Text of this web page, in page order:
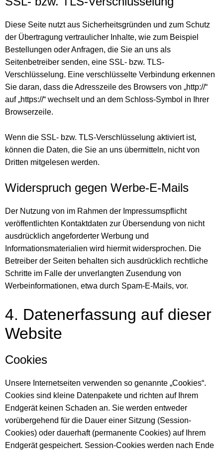
Diese Seite nutzt aus Sicherheitsgründen und zum Schutz
der Übertragung vertraulicher Inhalte, wie zum Beispiel
Bestellungen oder Anfragen, die Sie an uns als
Seitenbetreiber senden, eine SSL- bzw. TLS-
Verschlüsselung. Eine verschlüsselte Verbindung erkennen
Sie daran, dass die Adresszeile des Browsers von „http://“
auf „https://“ wechselt und an dem Schloss-Symbol in Ihrer
Browserzeile.
Wenn die SSL- bzw. TLS-Verschlüsselung aktiviert ist,
können die Daten, die Sie an uns übermitteln, nicht von
Dritten mitgelesen werden.
Widerspruch gegen Werbe-E-Mails
Der Nutzung von im Rahmen der Impressumspflicht
veröffentlichten Kontaktdaten zur Übersendung von nicht
ausdrücklich angeforderter Werbung und
Informationsmaterialien wird hiermit widersprochen. Die
Betreiber der Seiten behalten sich ausdrücklich rechtliche
Schritte im Falle der unverlangten Zusendung von
Werbeinformationen, etwa durch Spam-E-Mails, vor.
4. Datenerfassung auf dieser
Website
Cookies
Unsere Internetseiten verwenden so genannte „Cookies“.
Cookies sind kleine Datenpakete und richten auf Ihrem
Endgerät keinen Schaden an. Sie werden entweder
vorübergehend für die Dauer einer Sitzung (Session-
Cookies) oder dauerhaft (permanente Cookies) auf Ihrem
Endgerät gespeichert. Session-Cookies werden nach Ende